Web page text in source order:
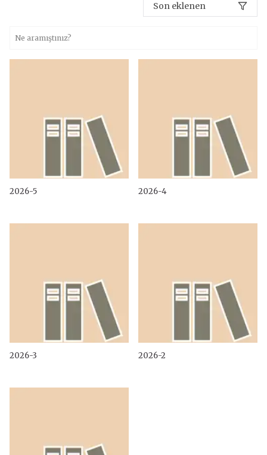
Son eklenen
2026-5 2026-4
2026-3 2026-2